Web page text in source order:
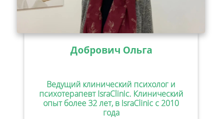
Добрович Ольга
Ведущий клинический психолог и
психотерапевт IsraClinic. Клинический
опыт более 32 лет, в IsraClinic с 2010
года